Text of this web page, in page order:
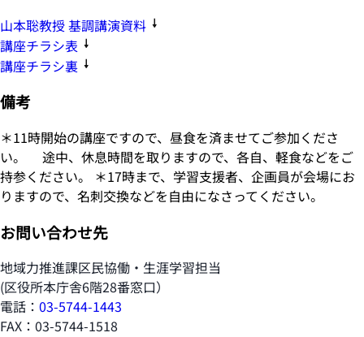
山本聡教授 基調講演資料
講座チラシ表
講座チラシ裏
備考
＊11時開始の講座ですので、昼食を済ませてご参加くださ
い。 途中、休息時間を取りますので、各自、軽食などをご
持参ください。 ＊17時まで、学習支援者、企画員が会場にお
りますので、名刺交換などを自由になさってください。
お問い合わせ先
地域力推進課区民協働・生涯学習担当
(区役所本庁舎6階28番窓口）
電話： 03-5744-1443
FAX：03-5744-1518